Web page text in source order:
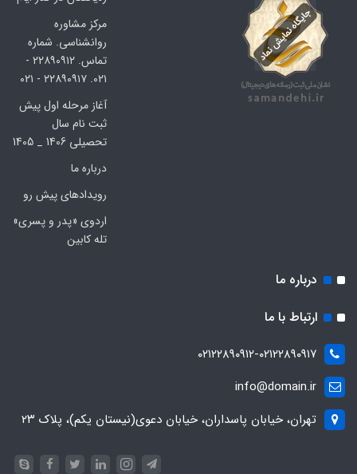
مرکز مشاوره
روانشناسی. شماره
تماس. ۲۲۸۹۰۹۱۲ -
۰۲۱. ۲۲۸۹۰۹۱۷ - ۰۲۱
آغاز مرحله اول پیش
ثبت نام سال
تحصیلی 1406 _ 1405
درباره ما
رویدادهای پیش رو
اردوی «پدر و پسری»
تله کابین
درباره ما
ارتباط با ما
۰۲۱۲۲۸۹۰۹۱۲-۰۲۱۲۲۸۹۰۹۱۷
info@domain.ir
تهران، خیابان پاسداران، خیابان دعوی(نیستان یکم)، پلاک ۲۳